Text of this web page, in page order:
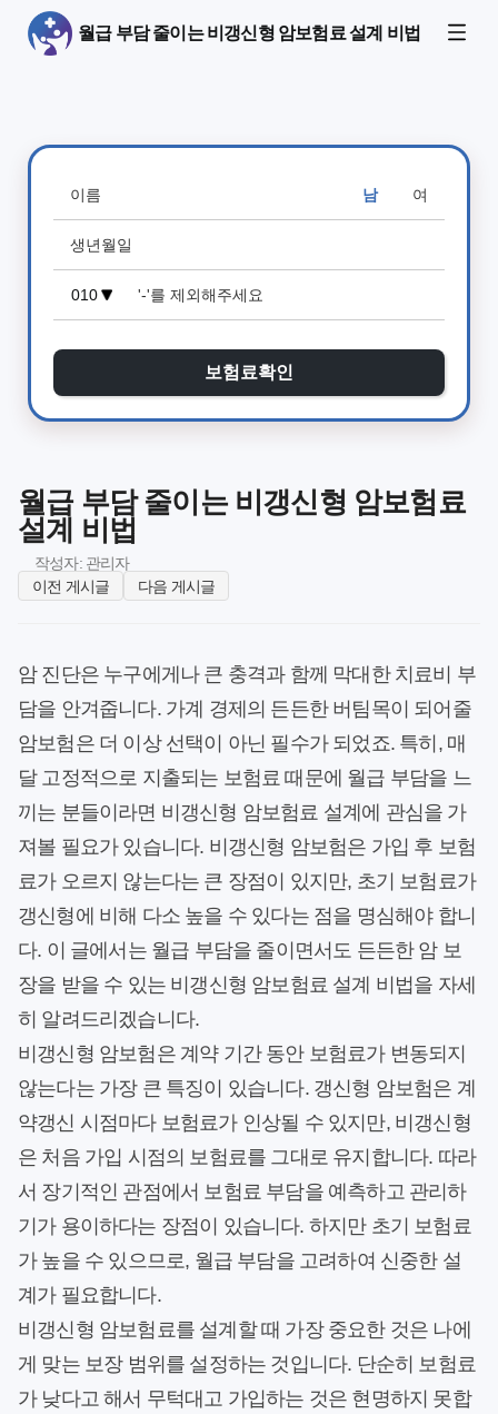
월급 부담 줄이는 비갱신형 암보험료 설계 비법
남 여
보험료확인
월급 부담 줄이는 비갱신형 암보험료
설계 비법
작성자: 관리자
이전 게시글
다음 게시글
암 진단은 누구에게나 큰 충격과 함께 막대한 치료비 부
담을 안겨줍니다. 가계 경제의 든든한 버팀목이 되어줄
암보험은 더 이상 선택이 아닌 필수가 되었죠. 특히, 매
달 고정적으로 지출되는 보험료 때문에 월급 부담을 느
끼는 분들이라면 비갱신형 암보험료 설계에 관심을 가
져볼 필요가 있습니다. 비갱신형 암보험은 가입 후 보험
료가 오르지 않는다는 큰 장점이 있지만, 초기 보험료가
갱신형에 비해 다소 높을 수 있다는 점을 명심해야 합니
다. 이 글에서는 월급 부담을 줄이면서도 든든한 암 보
장을 받을 수 있는 비갱신형 암보험료 설계 비법을 자세
히 알려드리겠습니다.
비갱신형 암보험은 계약 기간 동안 보험료가 변동되지
않는다는 가장 큰 특징이 있습니다. 갱신형 암보험은 계
약갱신 시점마다 보험료가 인상될 수 있지만, 비갱신형
은 처음 가입 시점의 보험료를 그대로 유지합니다. 따라
서 장기적인 관점에서 보험료 부담을 예측하고 관리하
기가 용이하다는 장점이 있습니다. 하지만 초기 보험료
가 높을 수 있으므로, 월급 부담을 고려하여 신중한 설
계가 필요합니다.
비갱신형 암보험료를 설계할 때 가장 중요한 것은 나에
게 맞는 보장 범위를 설정하는 것입니다. 단순히 보험료
가 낮다고 해서 무턱대고 가입하는 것은 현명하지 못합